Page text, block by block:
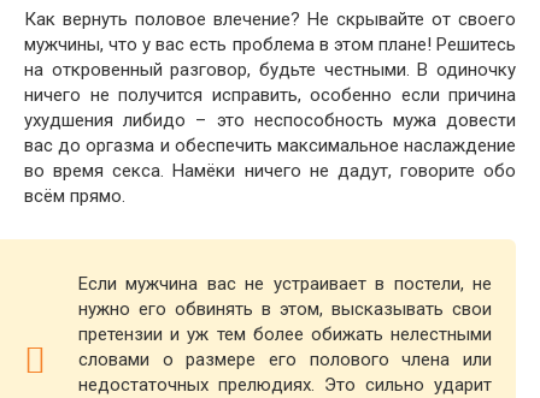
Как вернуть половое влечение? Не скрывайте от своего
мужчины, что у вас есть проблема в этом плане! Решитесь
на откровенный разговор, будьте честными. В одиночку
ничего не получится исправить, особенно если причина
ухудшения либидо – это неспособность мужа довести
вас до оргазма и обеспечить максимальное наслаждение
во время секса. Намёки ничего не дадут, говорите обо
всём прямо.
Если мужчина вас не устраивает в постели, не
нужно его обвинять в этом, высказывать свои
претензии и уж тем более обижать нелестными
словами о размере его полового члена или
недостаточных прелюдиях. Это сильно ударит